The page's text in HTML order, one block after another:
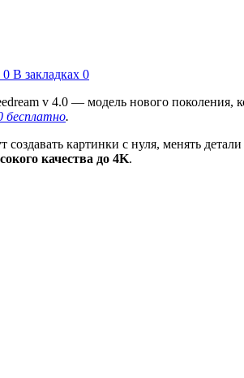
0 В закладках 0
v 4.0 — модель нового поколения,
бесплатно.
создавать картинки с нуля, менять
качества до 4K.